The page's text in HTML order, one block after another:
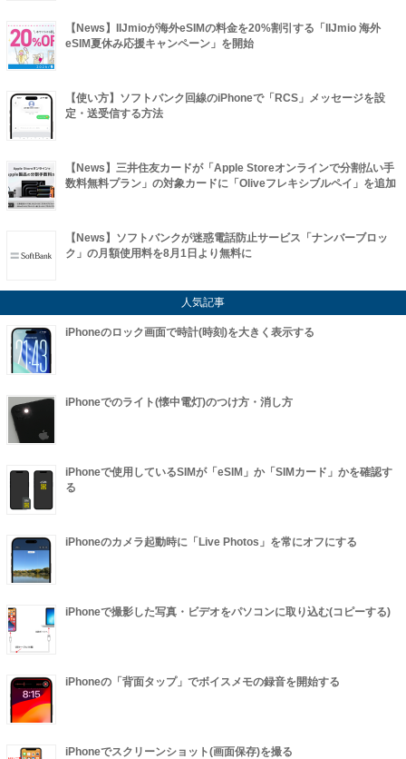
【News】IIJmioが海外eSIMの料金を20%割引する「IIJmio 海外
eSIM夏休み応援キャンペーン」を開始
【使い方】ソフトバンク回線のiPhoneで「RCS」メッセージを設
定・送受信する方法
【News】三井住友カードが「Apple Storeオンラインで分割払い手
数料無料プラン」の対象カードに「Oliveフレキシブルペイ」を追加
【News】ソフトバンクが迷惑電話防止サービス「ナンバーブロッ
ク」の月額使用料を8月1日より無料に
人気記事
iPhoneのロック画面で時計(時刻)を大きく表示する
iPhoneでのライト(懐中電灯)のつけ方・消し方
iPhoneで使用しているSIMが「eSIM」か「SIMカード」かを確認す
る
iPhoneのカメラ起動時に「Live Photos」を常にオフにする
iPhoneで撮影した写真・ビデオをパソコンに取り込む(コピーする)
iPhoneの「背面タップ」でボイスメモの録音を開始する
iPhoneでスクリーンショット(画面保存)を撮る